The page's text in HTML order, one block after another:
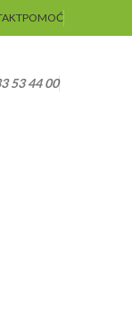
POMOĆ
53 44 00